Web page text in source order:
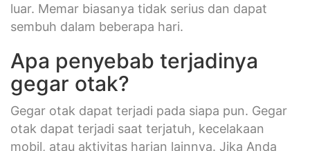
luar. Memar biasanya tidak serius dan dapat
sembuh dalam beberapa hari.
Apa penyebab terjadinya
gegar otak?
Gegar otak dapat terjadi pada siapa pun. Gegar
otak dapat terjadi saat terjatuh, kecelakaan
mobil, atau aktivitas harian lainnya. Jika Anda